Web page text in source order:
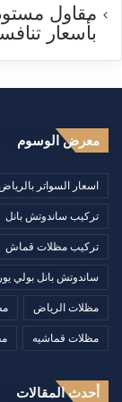
مقاول
بأسعار
معرض الوسوم
اسعار السواتر بالرياض
تركيب ساندوتش بانل
تركيب مظلات قماش
ساندوتش بانل بولي
مظلات الرياض
مظلات قماشيه
أحدث المقالات